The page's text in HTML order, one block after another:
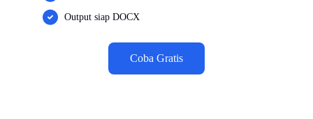
Output siap DOCX
Coba Gratis